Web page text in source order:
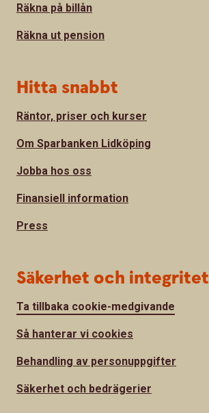
Räkna på billån
Räkna ut pension
Hitta snabbt
Räntor, priser och kurser
Om Sparbanken Lidköping
Jobba hos oss
Finansiell information
Press
Säkerhet och integritet
Ta tillbaka cookie-medgivande
Så hanterar vi cookies
Behandling av personuppgifter
Säkerhet och bedrägerier